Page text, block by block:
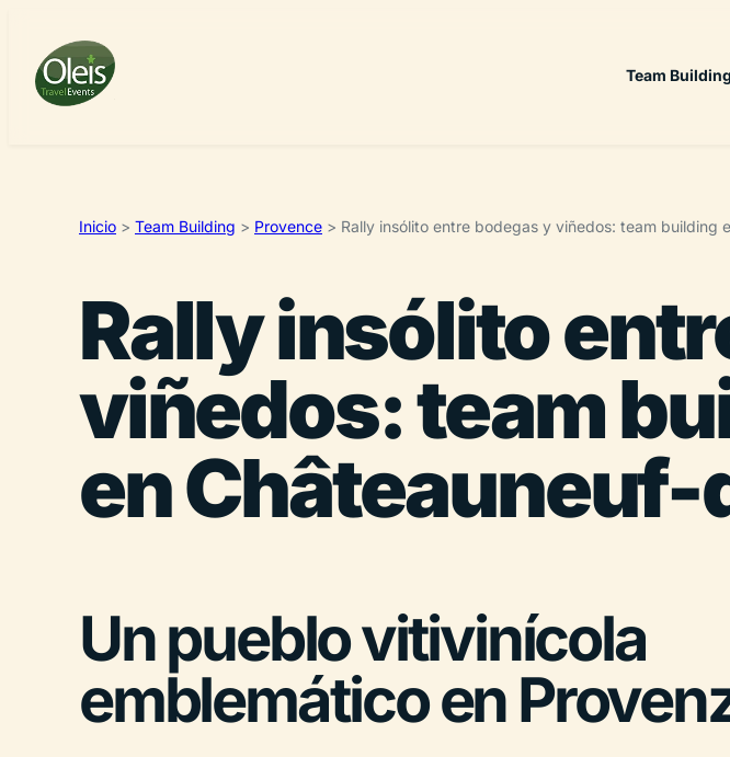
Team Building
Inicio > Team Building > Provence > Rally insólito entre bodegas y viñedos: team building
Rally insólito
viñedos: team
en Châteauneuf-
Un pueblo vitivinícola
emblemático en